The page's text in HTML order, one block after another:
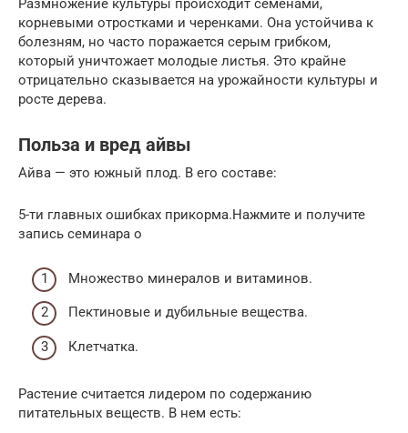
Размножение культуры происходит семенами,
корневыми отростками и черенками. Она устойчива к
болезням, но часто поражается серым грибком,
который уничтожает молодые листья. Это крайне
отрицательно сказывается на урожайности культуры и
росте дерева.
Польза и вред айвы
Айва — это южный плод. В его составе:
5-ти главных ошибках прикорма.Нажмите и получите
запись семинара о
Множество минералов и витаминов.
Пектиновые и дубильные вещества.
Клетчатка.
Растение считается лидером по содержанию
питательных веществ. В нем есть: